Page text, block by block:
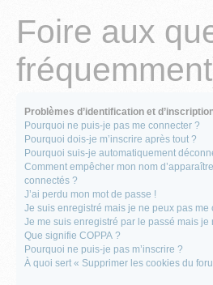
Foire aux
Problèmes d’identification et
Pourquoi ne puis-je pas me connecter ?
Pourquoi dois-je m’inscrire après tout ?
Pourquoi suis-je automatiquement
Comment empêcher mon nom
connectés ?
J’ai perdu mon mot de passe !
Je suis enregistré mais je ne peux pas me
Je me suis enregistré par le passé mais
Que signifie COPPA ?
Pourquoi ne puis-je pas m’inscrire ?
À quoi sert « Supprimer les cookies du